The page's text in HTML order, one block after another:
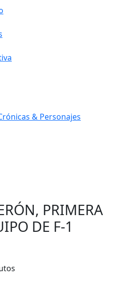
& Personajes
PRIMERA
DE F-1